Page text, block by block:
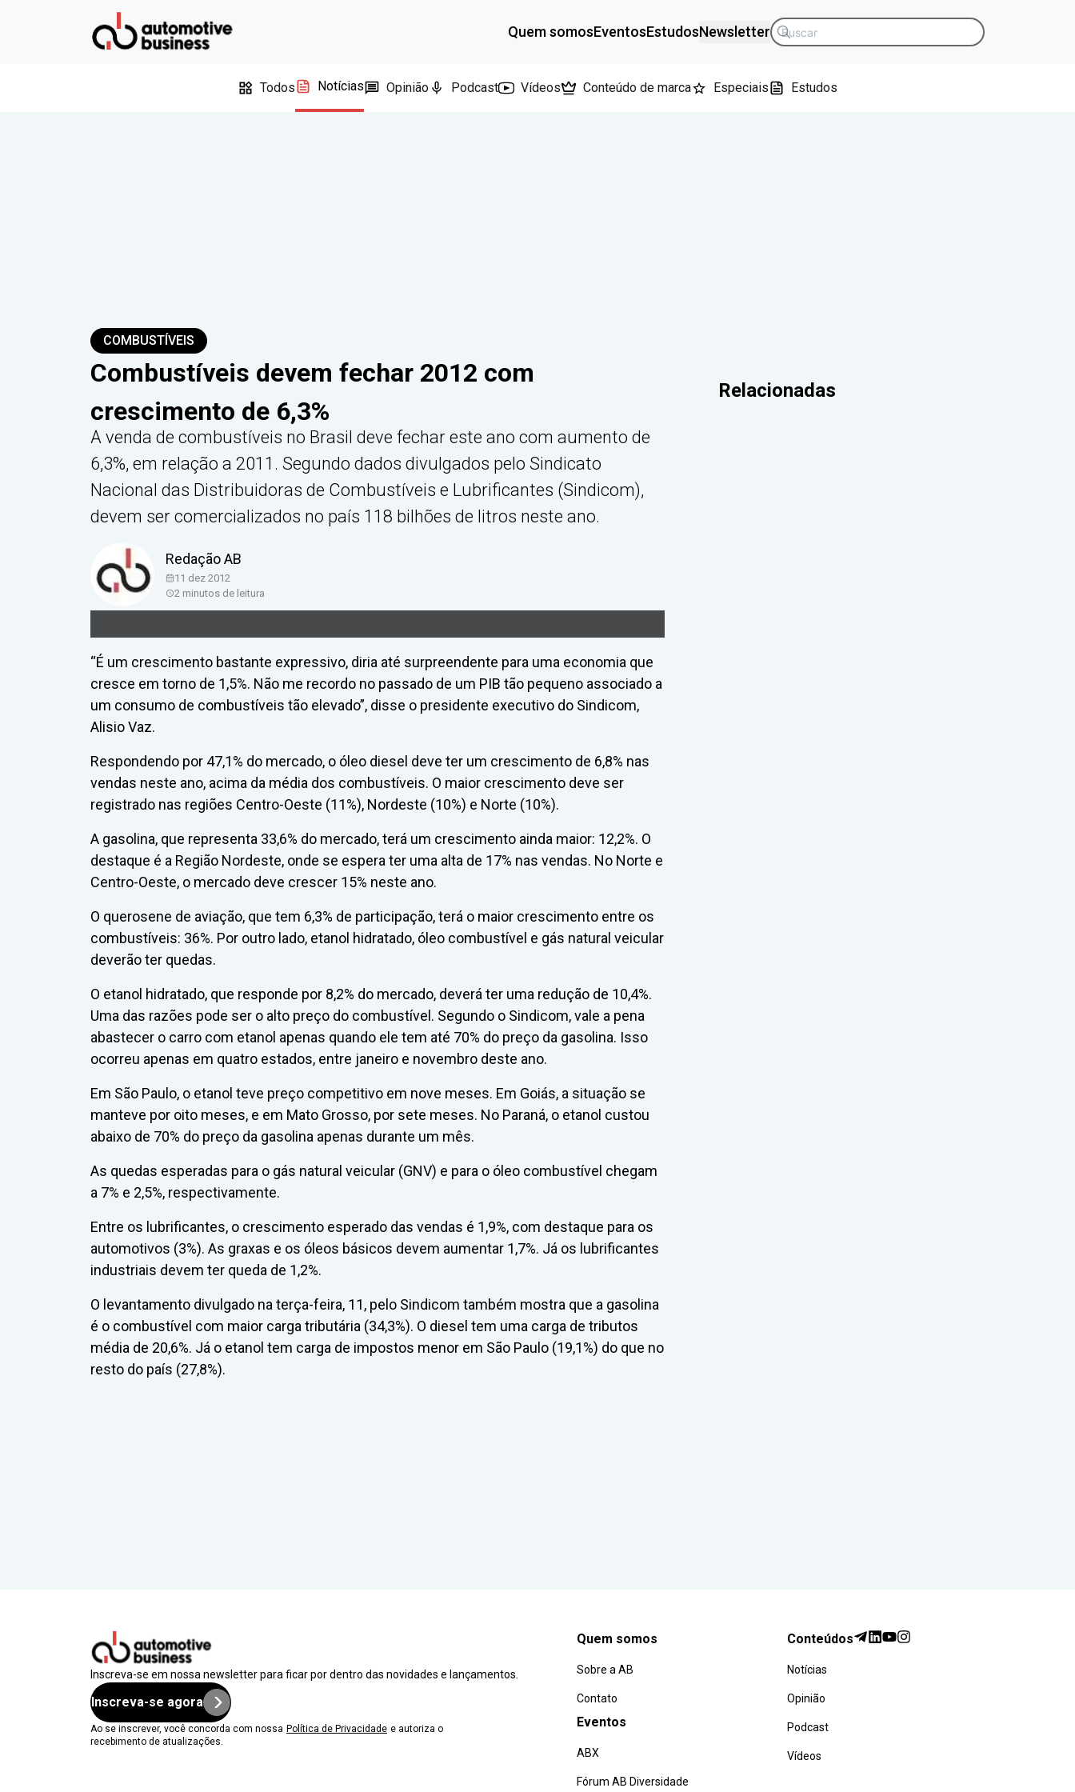
Quem somosEventosEstudosNewsletter
Todos Notícias Opinião Podcast Vídeos Conteúdo de marca Especiais Estudos
COMBUSTÍVEIS
Combustíveis devem fechar 2012 com
crescimento de 6,3%
A venda de combustíveis no Brasil deve fechar este ano com aumento de
6,3%, em relação a 2011. Segundo dados divulgados pelo Sindicato
Nacional das Distribuidoras de Combustíveis e Lubrificantes (Sindicom),
devem ser comercializados no país 118 bilhões de litros neste ano.
Redação AB
11 dez 2012
2 minutos de leitura
“É um crescimento bastante expressivo, diria até surpreendente para uma economia que
cresce em torno de 1,5%. Não me recordo no passado de um PIB tão pequeno associado a
um consumo de combustíveis tão elevado”, disse o presidente executivo do Sindicom,
Alisio Vaz.
Respondendo por 47,1% do mercado, o óleo diesel deve ter um crescimento de 6,8% nas
vendas neste ano, acima da média dos combustíveis. O maior crescimento deve ser
registrado nas regiões Centro-Oeste (11%), Nordeste (10%) e Norte (10%).
A gasolina, que representa 33,6% do mercado, terá um crescimento ainda maior: 12,2%. O
destaque é a Região Nordeste, onde se espera ter uma alta de 17% nas vendas. No Norte e
Centro-Oeste, o mercado deve crescer 15% neste ano.
O querosene de aviação, que tem 6,3% de participação, terá o maior crescimento entre os
combustíveis: 36%. Por outro lado, etanol hidratado, óleo combustível e gás natural veicular
deverão ter quedas.
O etanol hidratado, que responde por 8,2% do mercado, deverá ter uma redução de 10,4%.
Uma das razões pode ser o alto preço do combustível. Segundo o Sindicom, vale a pena
abastecer o carro com etanol apenas quando ele tem até 70% do preço da gasolina. Isso
ocorreu apenas em quatro estados, entre janeiro e novembro deste ano.
Em São Paulo, o etanol teve preço competitivo em nove meses. Em Goiás, a situação se
manteve por oito meses, e em Mato Grosso, por sete meses. No Paraná, o etanol custou
abaixo de 70% do preço da gasolina apenas durante um mês.
As quedas esperadas para o gás natural veicular (GNV) e para o óleo combustível chegam
a 7% e 2,5%, respectivamente.
Entre os lubrificantes, o crescimento esperado das vendas é 1,9%, com destaque para os
automotivos (3%). As graxas e os óleos básicos devem aumentar 1,7%. Já os lubrificantes
industriais devem ter queda de 1,2%.
O levantamento divulgado na terça-feira, 11, pelo Sindicom também mostra que a gasolina
é o combustível com maior carga tributária (34,3%). O diesel tem uma carga de tributos
média de 20,6%. Já o etanol tem carga de impostos menor em São Paulo (19,1%) do que no
resto do país (27,8%).
Relacionadas
Inscreva-se em nossa newsletter para ficar por dentro das novidades e lançamentos.
Inscreva-se agora
Ao se inscrever, você concorda com nossa Política de Privacidade e autoriza o
recebimento de atualizações.
Quem somos
Sobre a AB
Contato
Eventos
ABX
Fórum AB Diversidade
Conteúdos
Notícias
Opinião
Podcast
Vídeos